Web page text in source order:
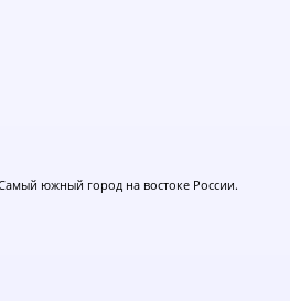
южный город на востоке России.